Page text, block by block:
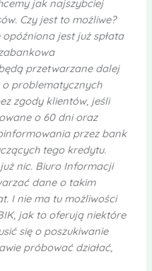
jak najszybciej
Czy jest to możliwe?
jest już spłata
przetwarzane dalej
problematycznych
zgody klientów, jeśli
o 60 dni oraz
przez bank
tego kredytu.
nic. Biuro Informacji
dane o takim
I nie ma tu możliwości
jak to oferują niektóre
się o poszukiwanie
próbować działać,